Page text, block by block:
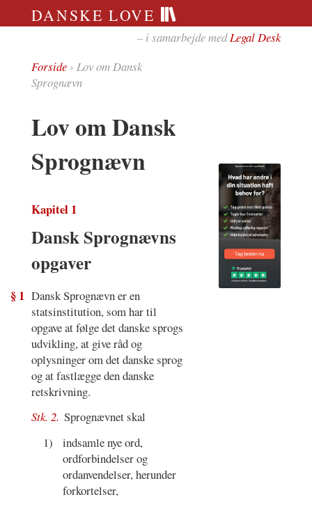
DANSKE LOVE
– i samarbejde medLegal Desk
Forside› Lov om Dansk
Sprognævn
Lov om Dansk
Sprognævn
Kapitel 1
Dansk Sprognævns
opgaver
§ 1 Dansk Sprognævn er en
statsinstitution, som har til
opgave at følge det danske sprogs
udvikling, at give råd og
oplysninger om det danske sprog
og at fastlægge den danske
retskrivning.
Stk. 2. Sprognævnet skal
1)
indsamle nye ord,
ordforbindelser og
ordanvendelser, herunder
forkortelser,